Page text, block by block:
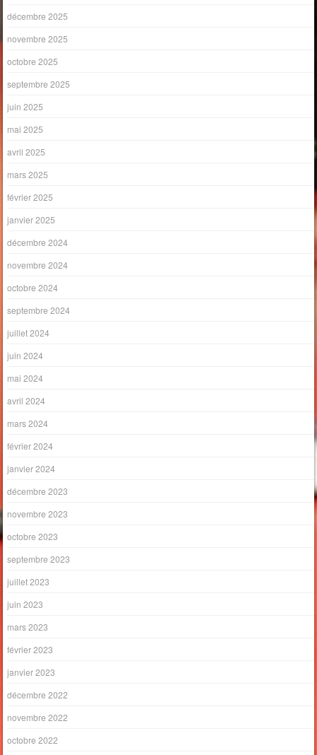
décembre 2025
novembre 2025
octobre 2025
septembre 2025
juin 2025
mai 2025
avril 2025
mars 2025
février 2025
janvier 2025
décembre 2024
novembre 2024
octobre 2024
septembre 2024
juillet 2024
juin 2024
mai 2024
avril 2024
mars 2024
février 2024
janvier 2024
décembre 2023
novembre 2023
octobre 2023
septembre 2023
juillet 2023
juin 2023
mars 2023
février 2023
janvier 2023
décembre 2022
novembre 2022
octobre 2022